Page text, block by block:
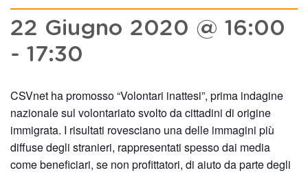
22 Giugno 2020 @ 16:00
- 17:30
CSVnet ha promosso “Volontari inattesi”, prima indagine
nazionale sul volontariato svolto da cittadini di origine
immigrata. I risultati rovesciano una delle immagini più
diffuse degli stranieri, rappresentati spesso dai media
come beneficiari, se non profittatori, di aiuto da parte degli